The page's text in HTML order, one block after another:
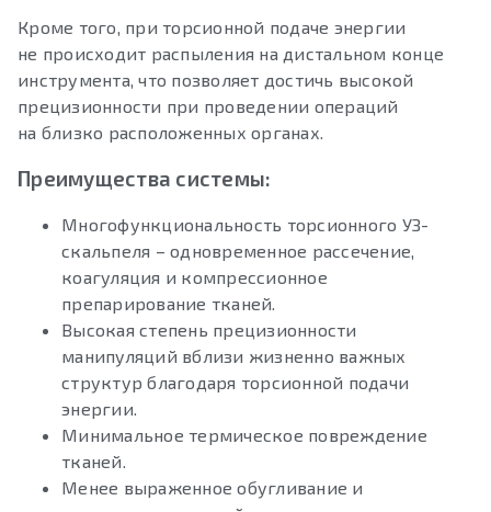
Кроме того, при торсионной подаче энергии
не происходит распыления на дистальном конце
инструмента, что позволяет достичь высокой
прецизионности при проведении операций
на близко расположенных органах.
Преимущества системы:
Многофункциональность торсионного УЗ-
скальпеля – одновременное рассечение,
коагуляция и компрессионное
препарирование тканей.
Высокая степень прецизионности
манипуляций вблизи жизненно важных
структур благодаря торсионной подачи
энергии.
Минимальное термическое повреждение
тканей.
Менее выраженное обугливание и